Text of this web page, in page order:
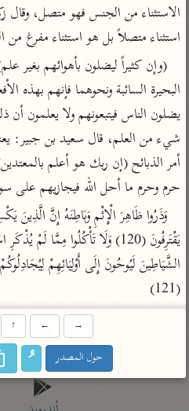
محاسن التأويل
للقاسمي
تفسير الثعالبي
تفسير السمرقندي
تفسير الثعلبي
حيان
البسيط
تفسير أبي
الكشاف
اشترك لتصلك أخبار مشاريعنا
راسلنا •تليجرام
تعليمات
•عن
استثناء متصلاً بل هو استثناء مفرغ من
حرم وحرم ما أحل الله فيجازيهم على
(121)
→
←
↑
حول المصدر